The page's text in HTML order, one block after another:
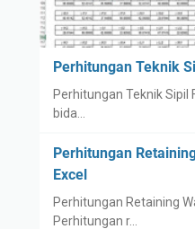
Perhitungan Teknik
Perhitungan Teknik Sipil
bida…
Perhitungan
Excel
Perhitungan Retaining
Perhitungan r…